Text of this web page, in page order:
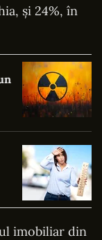
şi 24%, în
imobiliar din